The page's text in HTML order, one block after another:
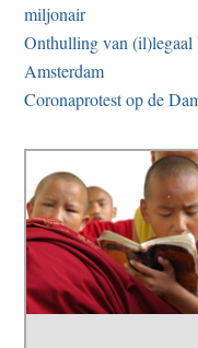
miljonair
Onthulling van
Amsterdam
Coronaprotest op de